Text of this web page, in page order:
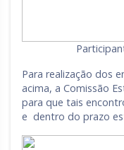
Para realização dos
acima, a Comissão
para que tais
e dentro do prazo